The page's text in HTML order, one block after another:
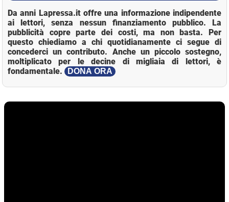
Da anni Lapressa.it offre una informazione indipendente
ai lettori, senza nessun finanziamento pubblico. La
pubblicità copre parte dei costi, ma non basta. Per
questo chiediamo a chi quotidianamente ci segue di
concederci un contributo. Anche un piccolo sostegno,
moltiplicato per le decine di migliaia di lettori, è
fondamentale.
DONA ORA